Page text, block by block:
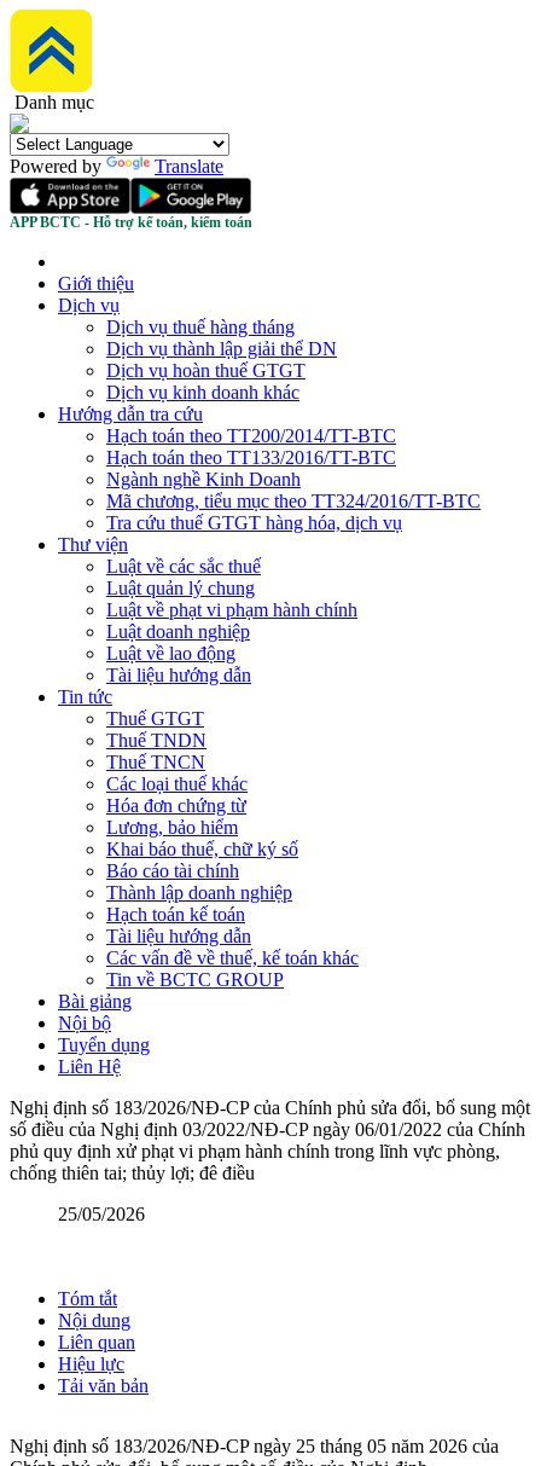
Danh mục
Powered by Translate
APP BCTC - Hỗ trợ kế toán, kiểm toán
Giới thiệu
Dịch vụ
Dịch vụ thuế hàng tháng
Dịch vụ thành lập giải thể DN
Dịch vụ hoàn thuế GTGT
Dịch vụ kinh doanh khác
Hướng dẫn tra cứu
Hạch toán theo TT200/2014/TT-BTC
Hạch toán theo TT133/2016/TT-BTC
Ngành nghề Kinh Doanh
Mã chương, tiểu mục theo TT324/2016/TT-BTC
Tra cứu thuế GTGT hàng hóa, dịch vụ
Thư viện
Luật về các sắc thuế
Luật quản lý chung
Luật về phạt vi phạm hành chính
Luật doanh nghiệp
Luật về lao động
Tài liệu hướng dẫn
Tin tức
Thuế GTGT
Thuế TNDN
Thuế TNCN
Các loại thuế khác
Hóa đơn chứng từ
Lương, bảo hiểm
Khai báo thuế, chữ ký số
Báo cáo tài chính
Thành lập doanh nghiệp
Hạch toán kế toán
Tài liệu hướng dẫn
Các vấn đề về thuế, kế toán khác
Tin về BCTC GROUP
Bài giảng
Nội bộ
Tuyển dụng
Liên Hệ
Nghị định số 183/2026/NĐ-CP của Chính phủ sửa đổi, bổ sung một
số điều của Nghị định 03/2022/NĐ-CP ngày 06/01/2022 của Chính
phủ quy định xử phạt vi phạm hành chính trong lĩnh vực phòng,
chống thiên tai; thủy lợi; đê điều
25/05/2026
Tóm tắt
Nội dung
Liên quan
Hiệu lực
Tải văn bản
Nghị định số 183/2026/NĐ-CP ngày 25 tháng 05 năm 2026 của